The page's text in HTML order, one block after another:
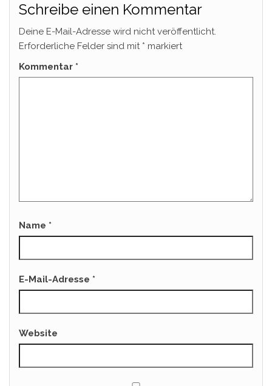
Schreibe einen Kommentar
Deine E-Mail-Adresse wird nicht veröffentlicht.
Erforderliche Felder sind mit * markiert
Kommentar *
Name *
E-Mail-Adresse *
Website